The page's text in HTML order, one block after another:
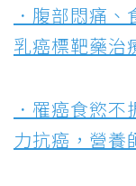
．腹部悶痛
乳癌標靶藥治
．罹癌食慾
力抗癌，營養